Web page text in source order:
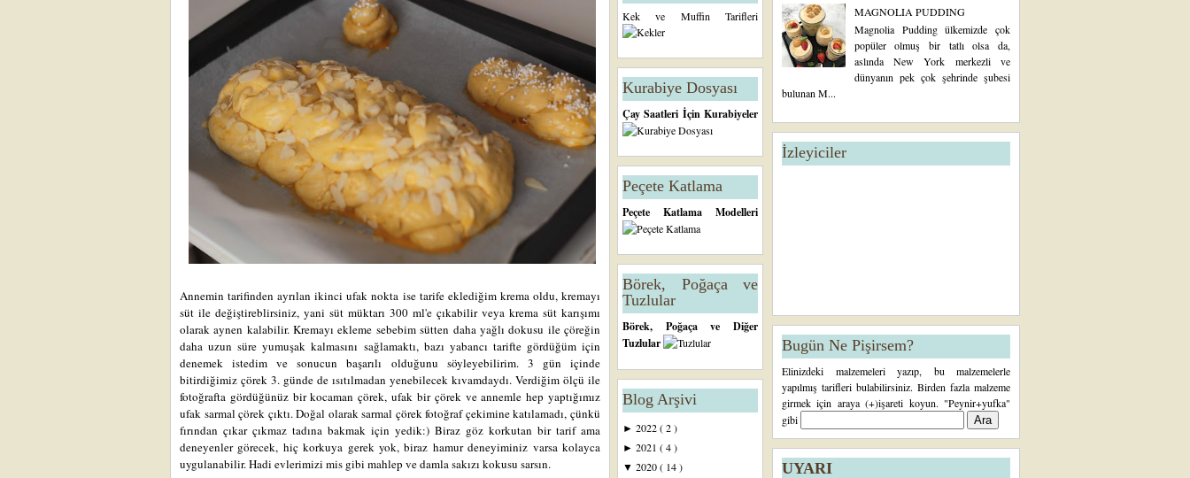
Annemin tarifinden ayrılan ikinci ufak nokta ise tarife eklediğim krema oldu, kremayı
süt ile değiştireblirsiniz, yani süt müktarı 300 ml'e çıkabilir veya krema süt karışımı
olarak aynen kalabilir. Kremayı ekleme sebebim sütten daha yağlı dokusu ile çöreğin
daha uzun süre yumuşak kalmasını sağlamaktı, bazı yabancı tarifte gördüğüm için
denemek istedim ve sonucun başarılı olduğunu söyleyebilirim. 3 gün içinde
bitirdiğimiz çörek 3. günde de ısıtılmadan yenebilecek kıvamdaydı. Verdiğim ölçü ile
fotoğrafta gördüğünüz bir kocaman çörek, ufak bir çörek ve annemle hep yaptığımız
ufak sarmal çörek çıktı. Doğal olarak sarmal çörek fotoğraf çekimine katılamadı, çünkü
fırından çıkar çıkmaz tadına bakmak için yedik:) Biraz göz korkutan bir tarif ama
deneyenler görecek, hiç korkuya gerek yok, biraz hamur deneyiminiz varsa kolayca
uygulanabilir. Hadi evlerimizi mis gibi mahlep ve damla sakızı kokusu sarsın.
Kek ve Muffin Tarifleri
Kurabiye Dosyası
Çay Saatleri İçin Kurabiyeler
Peçete Katlama
Peçete Katlama Modelleri
Börek, Poğaça ve
Tuzlular
Börek, Poğaça ve Diğer
Tuzlular
Blog Arşivi
► 2022( 2 )
► 2021 ( 4 )
▼ 2020( 14 )
MAGNOLIA PUDDING
Magnolia Pudding ülkemizde çok
popüler olmuş bir tatlı olsa da,
aslında New York merkezli ve
dünyanın pek çok şehrinde şubesi
bulunan M...
İzleyiciler
Bugün Ne Pişirsem?
Elinizdeki malzemeleri yazıp, bu malzemelerle
yapılmış tarifleri bulabilirsiniz. Birden fazla malzeme
girmek için araya (+)işareti koyun. "Peynir+yufka"
gibi
UYARI